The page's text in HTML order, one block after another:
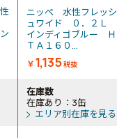
ニッぺ 水性フレッシ
ュワイド ０．２Ｌ
インディゴブルー Ｈ
ＴＡ１６０...
￥1,135税抜
在庫数
在庫あり：3缶
エリア別在庫を見る